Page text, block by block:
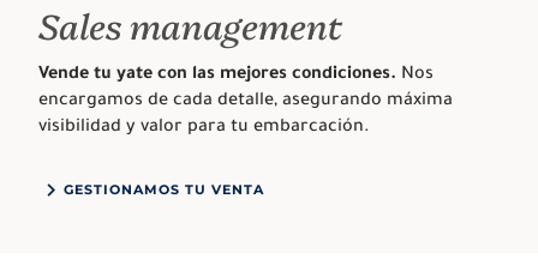
Sales management
Vende tu yate con las mejores condiciones. Nos
encargamos de cada detalle, asegurando máxima
visibilidad y valor para tu embarcación.
GESTIONAMOS TU VENTA